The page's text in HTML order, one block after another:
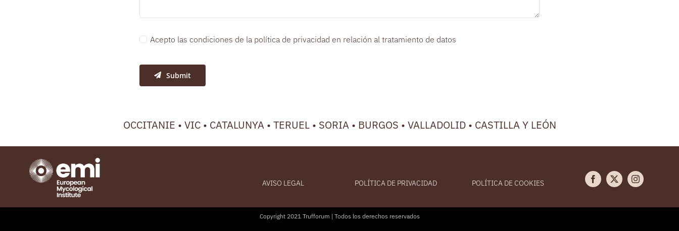
Acepto las condiciones de la política de privacidad en relación al tratamiento de datos
Submit
OCCITANIE • VIC • CATALUNYA • TERUEL • SORIA • BURGOS • VALLADOLID • CASTILLA Y LEÓN
AVISO LEGAL POLÍTICA DE PRIVACIDAD POLÍTICA DE COOKIES
Copyright 2021 Trufforum | Todos los derechos reservados